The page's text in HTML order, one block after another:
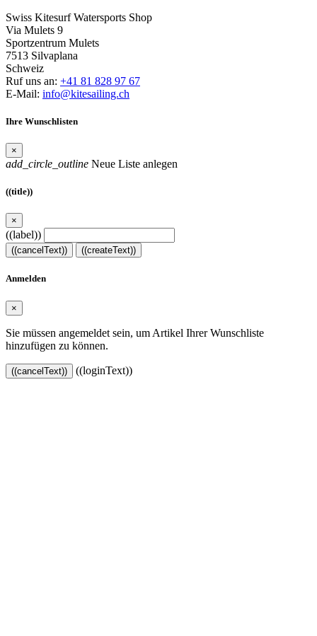
Swiss Kitesurf Watersports Shop
Via Mulets 9
Sportzentrum Mulets
7513 Silvaplana
Schweiz
Ruf uns an: +41 81 828 97 67
E-Mail: info@kitesailing.ch
Ihre Wunschlisten
×
add_circle_outline Neue Liste anlegen
((title))
×
((label))
((cancelText)) ((createText))
Anmelden
×
Sie müssen angemeldet sein, um Artikel Ihrer Wunschliste
hinzufügen zu können.
((cancelText)) ((loginText))